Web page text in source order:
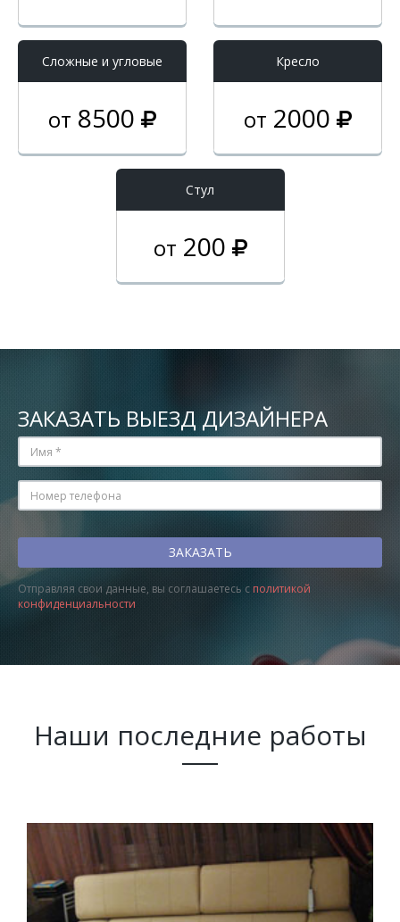
Cложные и угловые
от 8500
Кресло
от 2000
Стул
от 200
ЗАКАЗАТЬ ВЫЕЗД ДИЗАЙНЕРА
Отправляя свои данные, вы соглашаетесь с политикой
конфиденциальности
Наши последние работы